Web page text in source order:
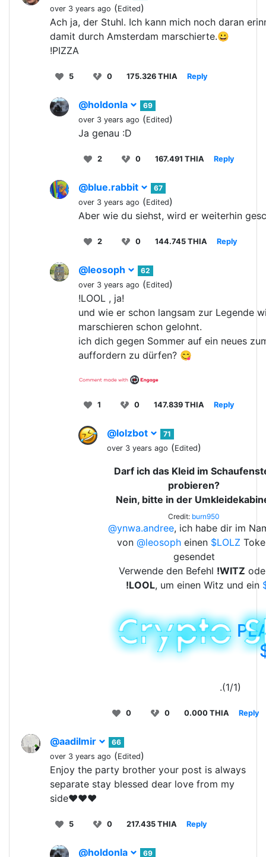
over 3 years ago (Edited)
Ach ja, der Stuhl. Ich kann mich noch daran
damit durch Amsterdam marschierte.😀
!PIZZA
5 0 175.326 THIA Reply
@holdonla
69
over 3 years ago (Edited)
Ja genau :D
2 0 167.491 THIA Reply
@blue.rabbit
67
over 3 years ago (Edited)
Aber wie du siehst, wird er weiterhin
2 0 144.745 THIA Reply
@leosoph
62
over 3 years ago (Edited)
!LOOL , ja!
und wie er schon langsam zur Legende
marschieren schon gelohnt.
ich dich gegen Sommer auf ein neues
auffordern zu dürfen? 😋
1 0 147.839 THIA Reply
@lolzbot
71
over 3 years ago (Edited)
Darf ich das Kleid im
probieren?
Nein, bitte in der
Credit: burn950
@ynwa.andree, ich habe dir im
von @leosoph einen $LOLZ
gesendet
Verwende den Befehl !WITZ
!LOOL, um einen Witz und ein
.(1/1)
0 0 0.000 THIA Reply
@aadilmir
66
over 3 years ago (Edited)
Enjoy the party brother your post is always
separate stay blessed dear love from my
side♥️♥️♥️
5 0 217.435 THIA Reply
@holdonla 69